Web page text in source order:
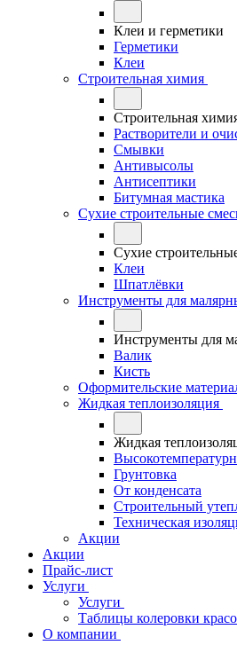
Клеи и герметики
Герметики
Клеи
Строительная химия
Строительная
Растворители и
Смывки
Антивысолы
Антисептики
Битумная мастика
Сухие строительные
Сухие
Клеи
Шпатлёвки
Инструменты для
Инструменты для
Валик
Кисть
Оформительские
Жидкая теплоизоляция
Жидкая
Грунтовка
От конденсата
Строительный
Техническая
Акции
Акции
Прайс-лист
Услуги
Услуги
Таблицы колеровки
О компании